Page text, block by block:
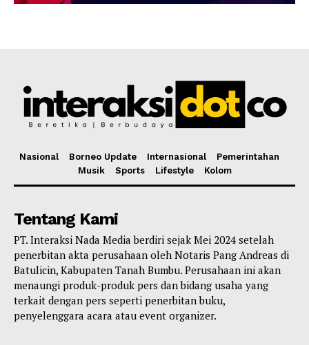
Nasional Borneo Update Internasional
Pemerintahan
Musik
Sports Lifestyle Kolom
Tentang Kami
PT. Interaksi Nada Media berdiri sejak Mei 2024 setelah
penerbitan akta perusahaan oleh Notaris Pang Andreas di
Batulicin, Kabupaten Tanah Bumbu. Perusahaan ini akan
menaungi produk-produk pers dan bidang usaha yang
terkait dengan pers seperti penerbitan buku,
penyelenggara acara atau event organizer.